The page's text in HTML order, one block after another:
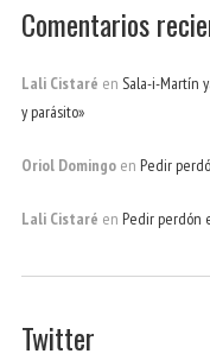
Comentarios
Lali Cistaré en Sala-i-Martín
y parásito»
Oriol Domingo en Pedir
Lali Cistaré en Pedir perdón
Twitter